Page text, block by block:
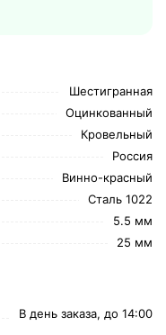
Шестигранная
Оцинкованный
Кровельный
Россия
Винно-красный
Сталь 1022
5.5 мм
25 мм
В день заказа, до 14:00